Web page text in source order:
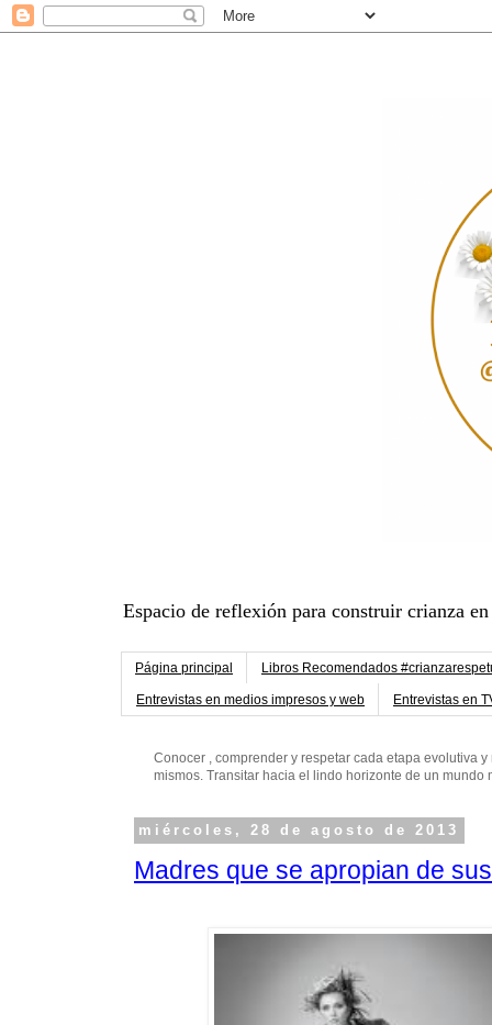
Espacio de reflexión para construir crianza
Página principal Libros Recomendados
Entrevistas en medios impresos y web Entrevistas en
Conocer , comprender y respetar cada etapa evolutiva
mismos. Transitar hacia el lindo horizonte de un mundo
miércoles, 28 de agosto de 2013
Madres que se apropian de